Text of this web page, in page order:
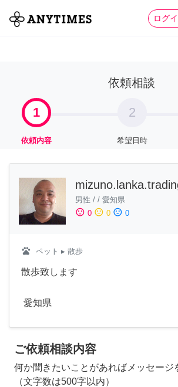
ログ
全て 家事
依頼相談
1
依頼内容
2
希望日時
男性 / / 愛知県
sentiment_satisfied 0 sentiment_neutral 0 sentiment_dissatisfied 0
pets ペット ▸ 散歩
散歩致します
愛知県
ご依頼相談内容
何か聞きたいことがあればメッセージ
（文字数は500字以内）